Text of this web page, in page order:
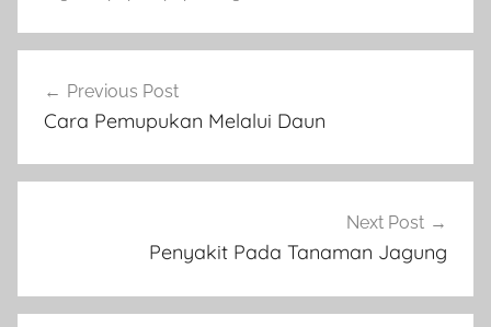
pos
Previous Post
Cara Pemupukan Melalui Daun
Next Post
Penyakit Pada Tanaman Jagung